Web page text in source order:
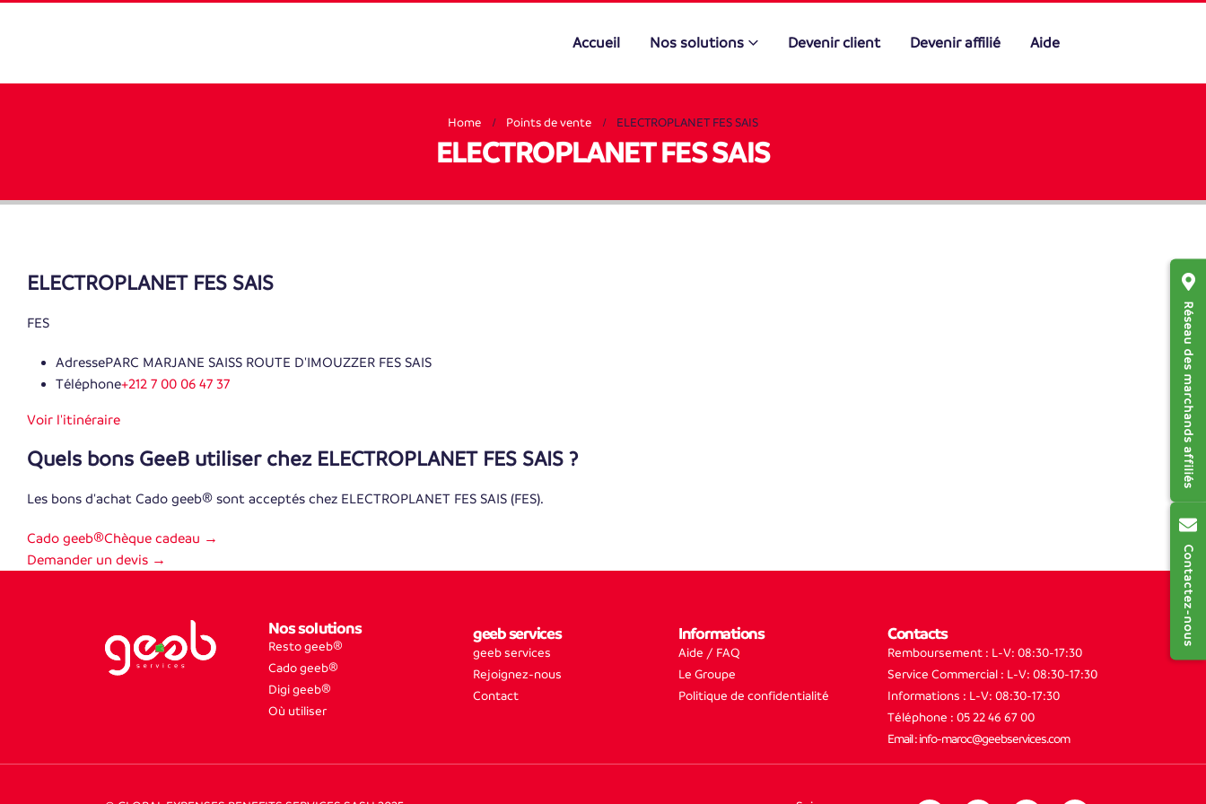
Réseau des marchands affiliés
Contactez-nous
Accueil Nos solutions Devenir client Devenir affilié Aide
Home Points de vente ELECTROPLANET FES SAIS
ELECTROPLANET FES SAIS
ELECTROPLANET FES SAIS
FES
AdressePARC MARJANE SAISS ROUTE D'IMOUZZER FES SAIS
Téléphone+212 7 00 06 47 37
Voir l'itinéraire
Quels bons GeeB utiliser chez ELECTROPLANET FES SAIS ?
Les bons d'achat Cado geeb® sont acceptés chez ELECTROPLANET FES SAIS (FES).
Cado geeb®Chèque cadeau →
Demander un devis →
Nos solutions
Resto geeb®
Cado geeb®
Digi geeb®
Où utiliser
geeb services
geeb services
Rejoignez-nous
Contact
Informations
Aide / FAQ
Le Groupe
Politique de confidentialité
Contacts
Remboursement : L-V: 08:30-17:30
Service Commercial : L-V: 08:30-17:30
Informations : L-V: 08:30-17:30
Téléphone : 05 22 46 67 00
Email : info-maroc@geebservices.com